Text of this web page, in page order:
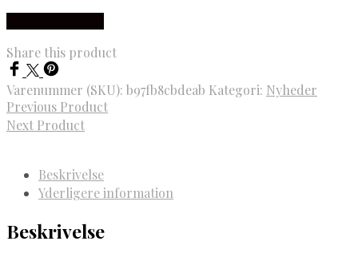
99,95 kr..59,95 kr..
Share this product
Varenummer (SKU): b97fb8cbdeab Kategori: Nyheder
Previous Product
Next Product
Beskrivelse
Yderligere information
Beskrivelse